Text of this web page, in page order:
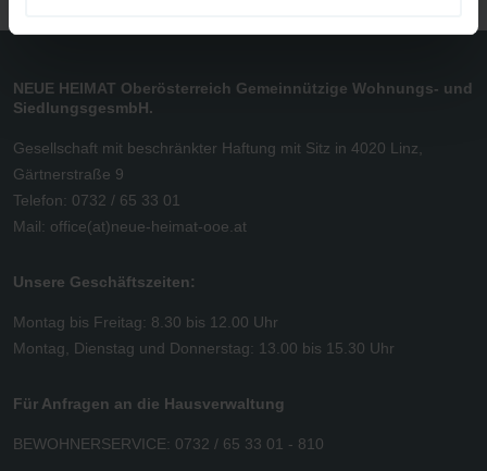
NEUE HEIMAT Oberösterreich Gemeinnützige Wohnungs- und
SiedlungsgesmbH.
Gesellschaft mit beschränkter Haftung mit Sitz in 4020 Linz,
Gärtnerstraße 9
Telefon: 0732 / 65 33 01
Mail: office(at)neue-heimat-ooe.at
Unsere Geschäftszeiten:
Montag bis Freitag: 8.30 bis 12.00 Uhr
Montag, Dienstag und Donnerstag: 13.00 bis 15.30 Uhr
Für Anfragen an die Hausverwaltung
BEWOHNERSERVICE: 0732 / 65 33 01 - 810